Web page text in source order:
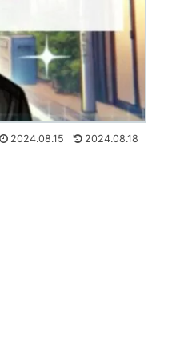
2024.08.15 2024.08.18